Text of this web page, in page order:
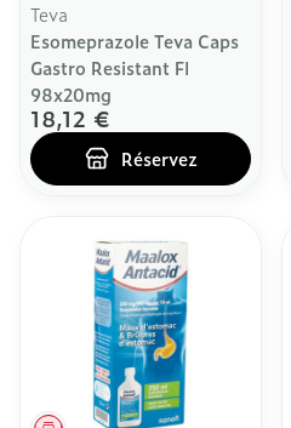
Teva
Esomeprazole Teva Caps
Gastro Resistant Fl
98x20mg
18,12 €
Réservez